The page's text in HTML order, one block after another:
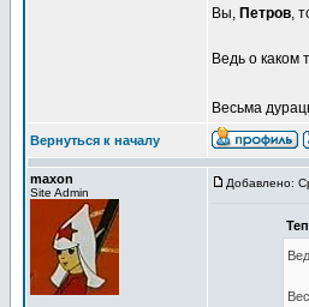
Вы, Петров,
Ведь о каком
Весьма
Вернуться к началу
maxon
Site Admin
Добавлено: